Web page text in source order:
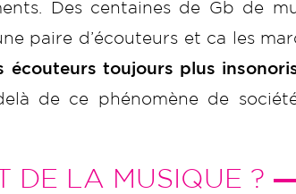
Des centaines de Gb de
paire d’écouteurs et ca les
écouteurs toujours plus
de ce phénomène de
DE LA MUSIQUE ?